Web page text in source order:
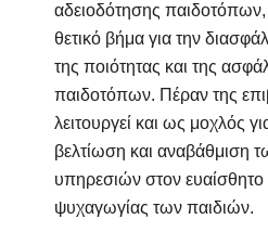
αδειοδότησης παιδοτόπων,
θετικό βήμα για την
της ποιότητας και της
παιδοτόπων. Πέραν της
λειτουργεί και ως μοχλός
βελτίωση και αναβάθμιση
υπηρεσιών στον ευαίσθητο
ψυχαγωγίας των παιδιών.